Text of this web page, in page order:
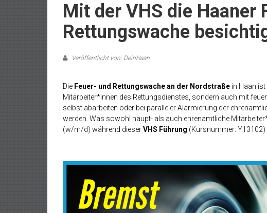
Mit der VHS die Haaner
Rettungswache
Veröffentlicht von: DeinHaan
Die Feuer- und Rettungswache an der Nordstraße in Haan ist
Mitarbeiter*innen des Rettungsdienstes, sondern auch mit
selbst abarbeiten oder bei paralleler Alarmierung der
werden. Was sowohl haupt- als auch ehrenamtliche
(w/m/d) während dieserVHS Führung (Kursnummer: